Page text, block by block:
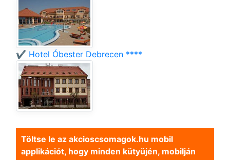
✔️ Hotel Óbester Debrecen ****
Töltse le az akcioscsomagok.hu mobil
applikációt, hogy minden kütyüjén, mobilján